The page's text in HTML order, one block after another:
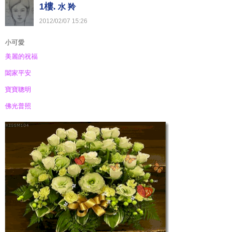
1樓. 水 羚
2012/02/07 15:26
小可愛
美麗的祝福
闔家平安
寶寶聰明
佛光普照